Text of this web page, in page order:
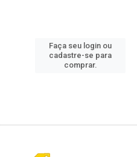
Faça seu login ou
cadastre-se para
comprar.